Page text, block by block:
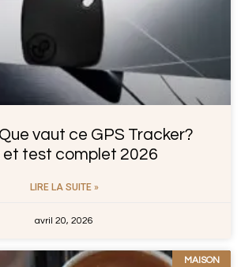
vaut ce GPS Tracker?
et test complet 2026
LIRE LA SUITE »
avril 20, 2026
MAISON